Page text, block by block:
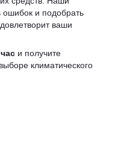
ошибок и подобрать
ваши
и получите
климатического